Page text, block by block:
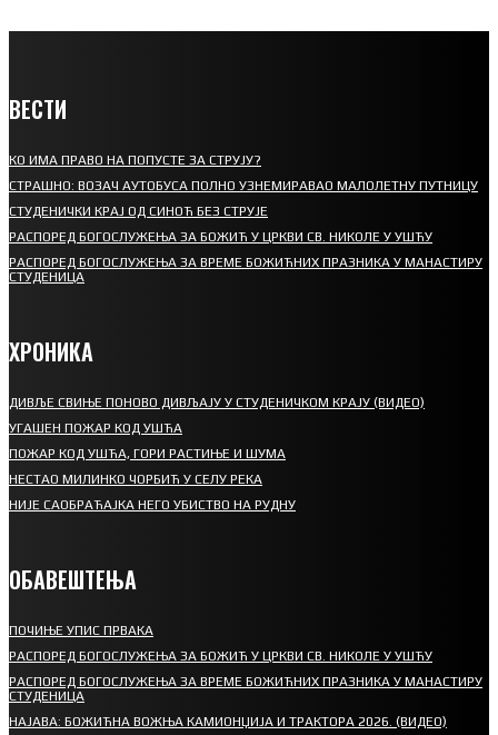
ВЕСТИ
КО ИМА ПРАВО НА ПОПУСТЕ ЗА СТРУЈУ?
СТРАШНО: ВОЗАЧ АУТОБУСА ПОЛНО УЗНЕМИРАВАО МАЛОЛЕТНУ ПУТНИЦУ
СТУДЕНИЧКИ КРАЈ ОД СИНОЋ БЕЗ СТРУЈЕ
РАСПОРЕД БОГОСЛУЖЕЊА ЗА БОЖИЋ У ЦРКВИ СВ. НИКОЛЕ У УШЋУ
РАСПОРЕД БОГОСЛУЖЕЊА ЗА ВРЕМЕ БОЖИЋНИХ ПРАЗНИКА У МАНАСТИРУ
СТУДЕНИЦА
ХРОНИКА
ДИВЉЕ СВИЊЕ ПОНОВО ДИВЉАЈУ У СТУДЕНИЧКОМ КРАЈУ (ВИДЕО)
УГАШЕН ПОЖАР КОД УШЋА
ПОЖАР КОД УШЋА, ГОРИ РАСТИЊЕ И ШУМА
НЕСТАО МИЛИНКО ЧОРБИЋ У СЕЛУ РЕКА
НИЈЕ САОБРАЋАЈКА НЕГО УБИСТВО НА РУДНУ
ОБАВЕШТЕЊА
ПОЧИЊЕ УПИС ПРВАКА
РАСПОРЕД БОГОСЛУЖЕЊА ЗА БОЖИЋ У ЦРКВИ СВ. НИКОЛЕ У УШЋУ
РАСПОРЕД БОГОСЛУЖЕЊА ЗА ВРЕМЕ БОЖИЋНИХ ПРАЗНИКА У МАНАСТИРУ
СТУДЕНИЦА
НАЈАВА: БОЖИЋНА ВОЖЊА КАМИОНЏИЈА И ТРАКТОРА 2026. (ВИДЕО)